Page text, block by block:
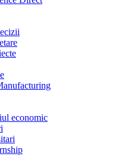
economic